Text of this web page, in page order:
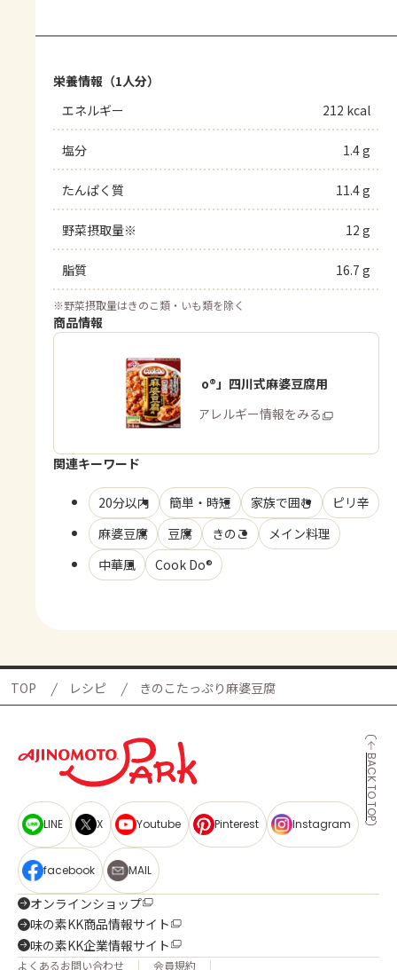
栄養情報（1人分）
エネルギー
212 kcal
塩分 1.4 g
たんぱく質 11.4 g
野菜摂取量※ 12 g
脂質 16.7 g
※野菜摂取量はきのこ類・いも類を除く
商品情報
「Cook Do®」四川式麻婆豆腐用
商品・アレルギー情報をみる
関連キーワード
20分以内 簡単・時短 家族で囲む
ピリ辛
麻婆豆腐
豆腐 きのこ
メイン料理
中華風
Cook Do®
TOP レシピ きのこたっぷり麻婆豆腐
BACK TO TOP
LINE X Youtube Pinterest Instagram
facebook MAIL
オンラインショップ
味の素KK商品情報サイト
味の素KK企業情報サイト
よくあるお問い合わせ 会員規約